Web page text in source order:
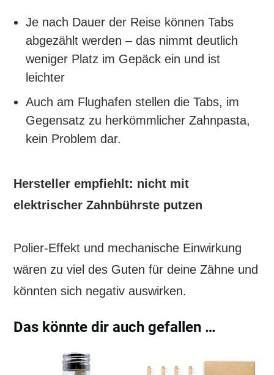
Je nach Dauer der Reise können Tabs
abgezählt werden – das nimmt deutlich
weniger Platz im Gepäck ein und ist
leichter
Auch am Flughafen stellen die Tabs, im
Gegensatz zu herkömmlicher Zahnpasta,
kein Problem dar.
Hersteller empfiehlt: nicht mit
elektrischer Zahnbührste putzen
Polier-Effekt und mechanische Einwirkung
wären zu viel des Guten für deine Zähne und
könnten sich negativ auswirken.
Das könnte dir auch gefallen …